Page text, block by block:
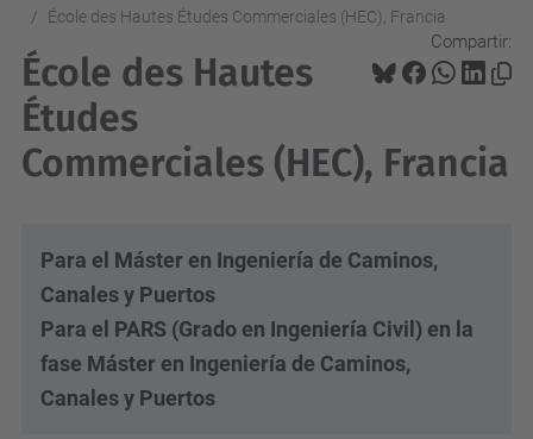
École des Hautes Études Commerciales (HEC), Francia
Compartir:
École des Hautes
Études
Commerciales (HEC), Francia
Para el Máster en Ingeniería de Caminos,
Canales y Puertos
Para el PARS (Grado en Ingeniería Civil) en la
fase Máster en Ingeniería de Caminos,
Canales y Puertos